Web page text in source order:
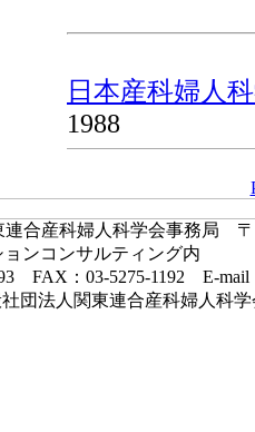
日本産科婦人
1988
合産科婦人科学会事務局 〒
ンコンサルティング内
FAX：03-5275-1192 E-mail
社団法人関東連合産科婦人科